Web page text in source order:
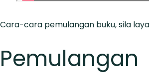
Cara-cara pemulangan buku, sila
Pemulangan